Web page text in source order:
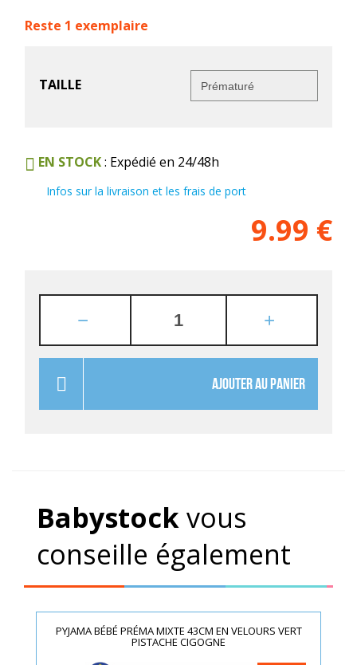
Reste 1 exemplaire
TAILLE
EN STOCK: Expédié en 24/48h
Infos sur la livraison et les frais de port
9.99 €
AJOUTER AU PANIER
Babystockvous
conseille également
PYJAMA BÉBÉ PRÉMA MIXTE 43CM EN VELOURS VERT
PISTACHE CIGOGNE